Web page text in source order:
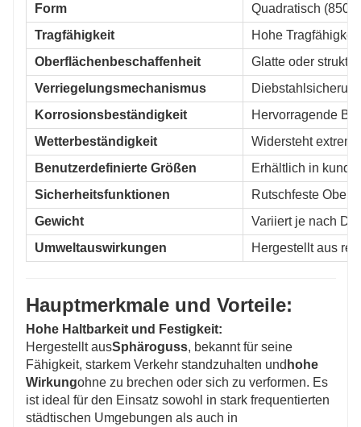
Form
Quadratisch
Tragfähigkeit
Hohe
Oberflächenbeschaffenheit
Glatte oder
Verriegelungsmechanismus
Korrosionsbeständigkeit
Hervorragende
Wetterbeständigkeit
Widersteht
Benutzerdefinierte Größen
Erhältlich in
Sicherheitsfunktionen
Rutschfeste
Gewicht
Variiert je nach
Umweltauswirkungen
Hergestellt aus
Hauptmerkmale und Vorteile:
Hohe Haltbarkeit und Festigkeit:
Hergestellt ausSphäroguss, bekannt für seine
Fähigkeit, starkem Verkehr standzuhalten und hohe
Wirkungohne zu brechen oder sich zu verformen. Es
ist ideal für den Einsatz sowohl in stark frequentierten
städtischen Umgebungen als auch in